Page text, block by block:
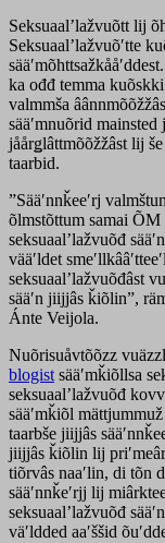
Seksuaalʼlažvuõtt lij
Seksuaalʼlažvuõʹtte
ka ođđ temma kuõskki
valmmša
sääʹmnuõrid
jåårǥlâttmõõžžâst lij
taarbid.
”Sääʹnnǩeeʹrj
õlmstõttum samai
seksuaalʼlažvuõđ
vääʹldet
seksuaalʼlažvuõđâst
sääʹn jiijjâs ǩiõlin”,
Ánte Veijola.
Nuõrisuåvtõõzz
blogist sääʹmǩiõllsa
seksuaalʼlažvuõđ
sääʹmǩiõl
taarbše jiijjâs
jiijjâs ǩiõlin lij
tiõrvâs naaʹlin, di tõn
sääʹnnǩeʹrjj lij
seksuaalʼlažvuõđ
väʹldded aaʹššid